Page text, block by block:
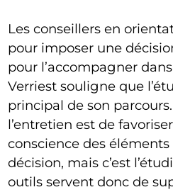
Les conseillers en
pour imposer une
pour l’accompagner
Verriest souligne que
principal de son
l’entretien est de
conscience des
décision, mais c’est
outils servent donc de